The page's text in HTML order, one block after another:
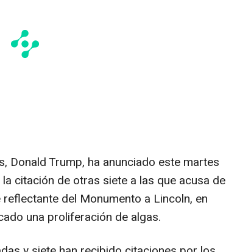
Donald Trump, ha anunciado este martes
citación de otras siete a las que acusa de
del Monumento a Lincoln, en
una proliferación de algas.